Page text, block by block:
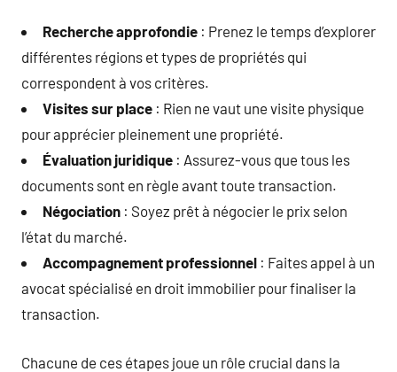
Recherche approfondie : Prenez le temps d’explorer
différentes régions et types de propriétés qui
correspondent à vos critères.
Visites sur place : Rien ne vaut une visite physique
pour apprécier pleinement une propriété.
Évaluation juridique : Assurez-vous que tous les
documents sont en règle avant toute transaction.
Négociation : Soyez prêt à négocier le prix selon
l’état du marché.
Accompagnement professionnel : Faites appel à un
avocat spécialisé en droit immobilier pour finaliser la
transaction.
Chacune de ces étapes joue un rôle crucial dans la